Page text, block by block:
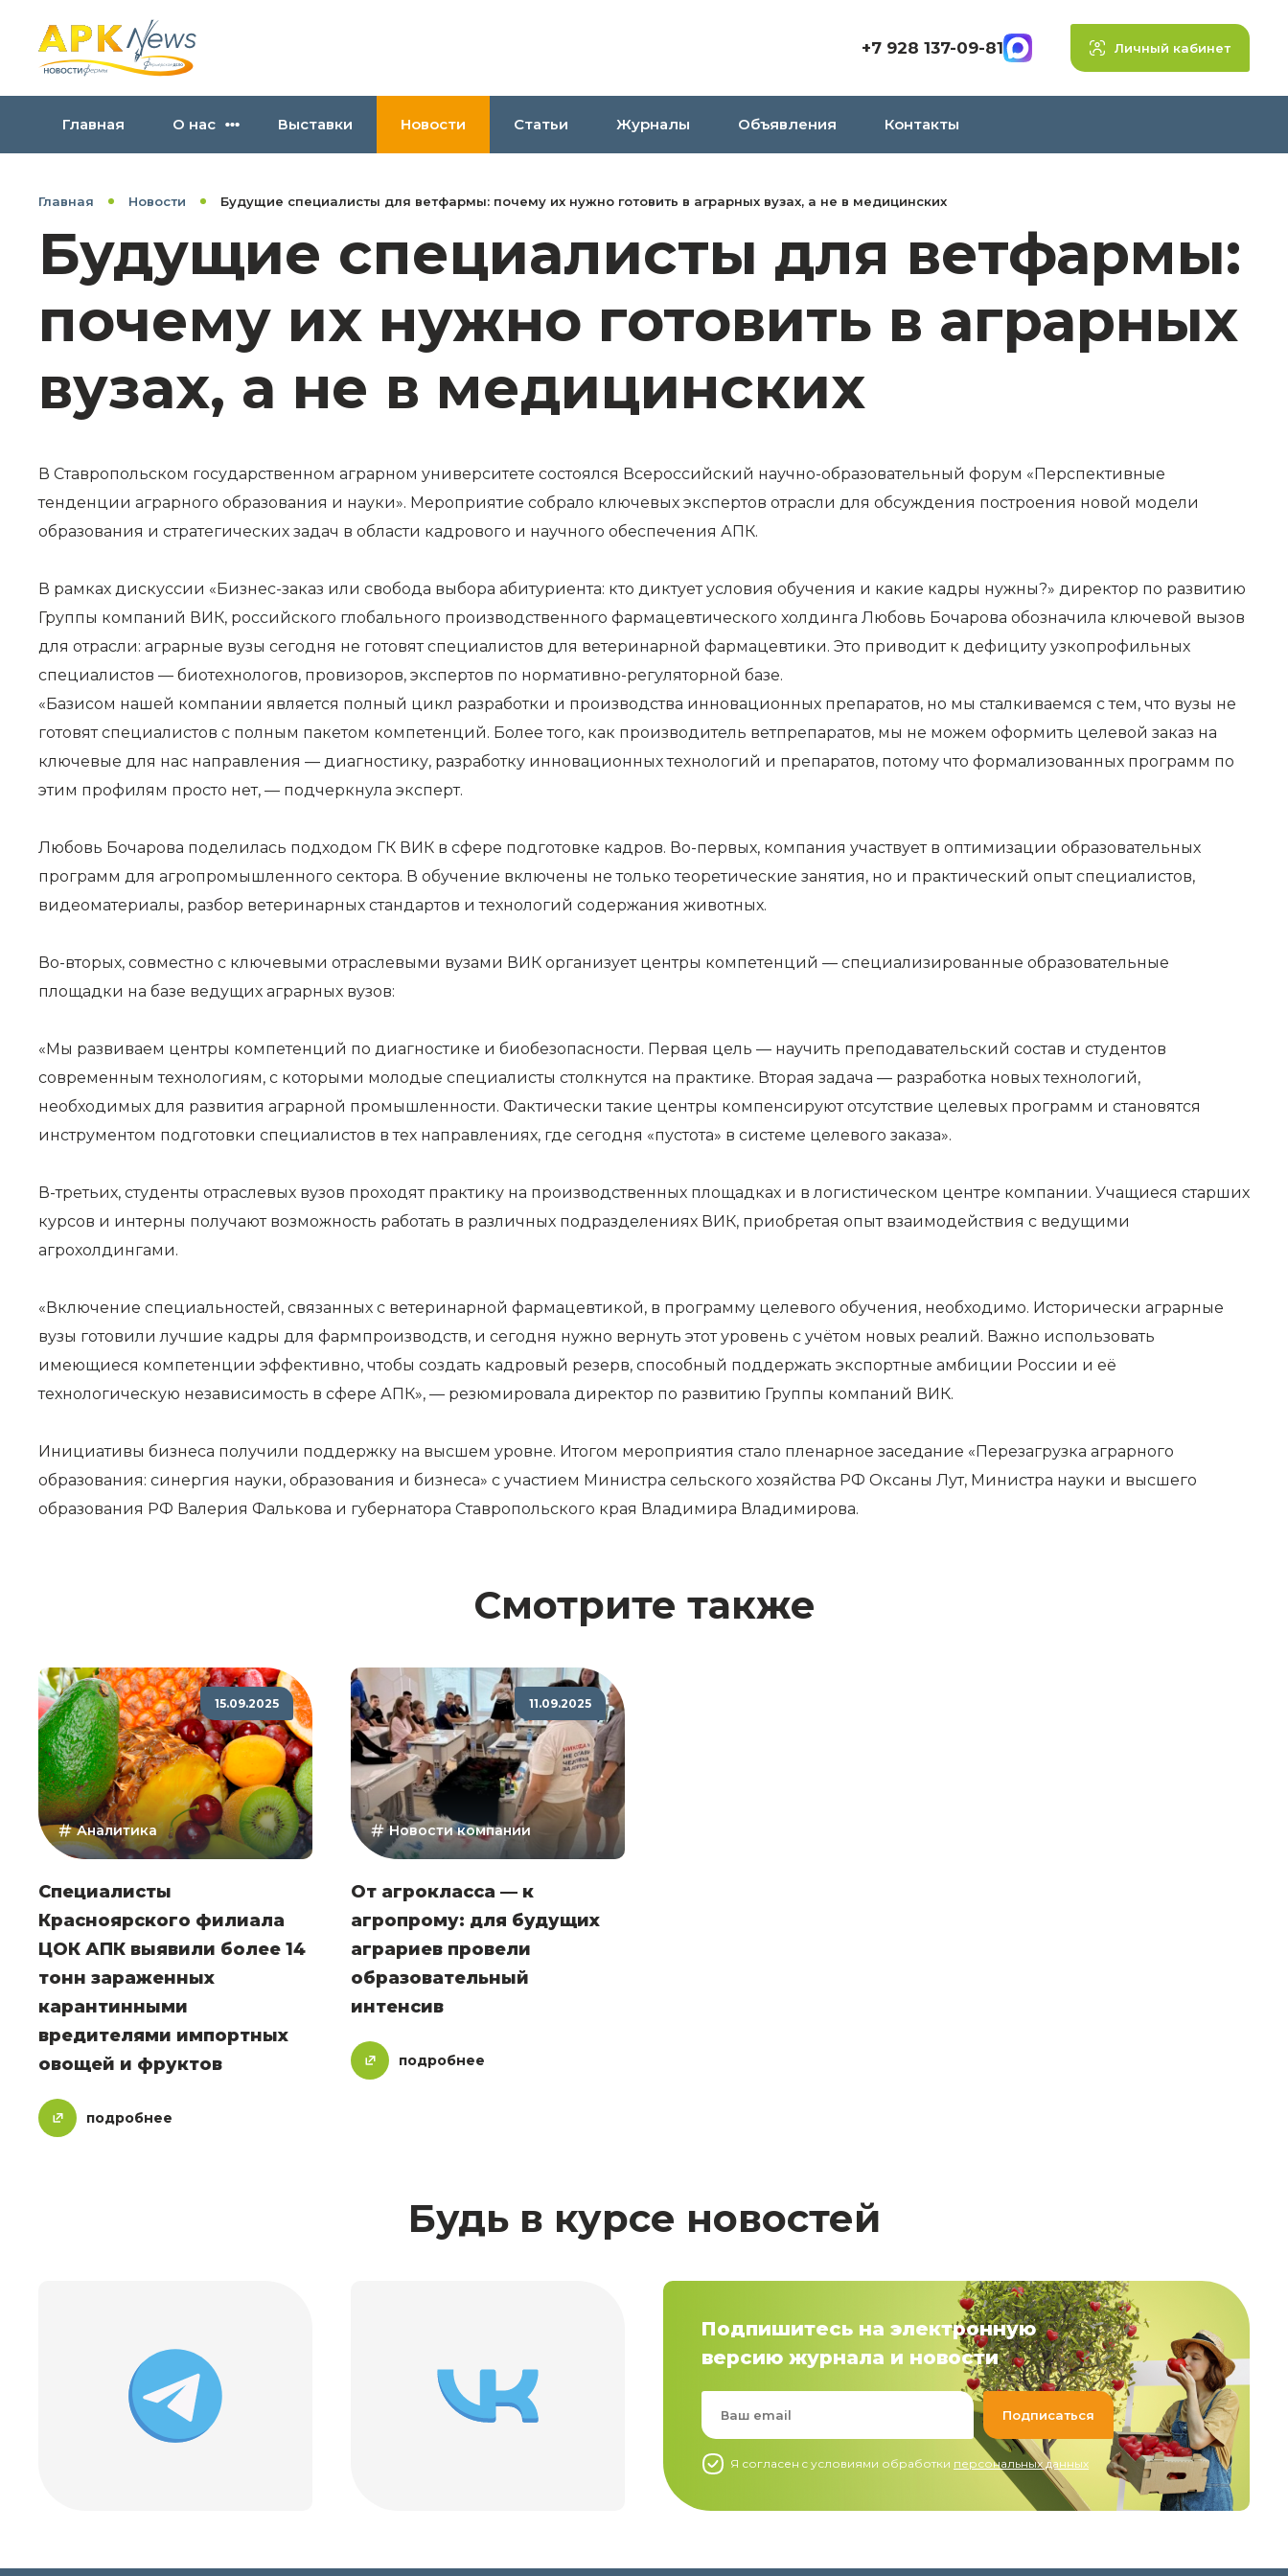
+7 928 137-09-81 Личный кабинет
Главная О нас Выставки Новости Статьи Журналы Объявления Контакты
Главная Новости Будущие специалисты для ветфармы: почему их нужно готовить в аграрных вузах, а не в медицинских
Будущие специалисты для ветфармы:
почему их нужно готовить в аграрных
вузах, а не в медицинских
В Ставропольском государственном аграрном университете состоялся Всероссийский научно-образовательный форум «Перспективные
тенденции аграрного образования и науки». Мероприятие собрало ключевых экспертов отрасли для обсуждения построения новой модели
образования и стратегических задач в области кадрового и научного обеспечения АПК.
В рамках дискуссии «Бизнес-заказ или свобода выбора абитуриента: кто диктует условия обучения и какие кадры нужны?» директор по развитию
Группы компаний ВИК, российского глобального производственного фармацевтического холдинга Любовь Бочарова обозначила ключевой вызов
для отрасли: аграрные вузы сегодня не готовят специалистов для ветеринарной фармацевтики. Это приводит к дефициту узкопрофильных
специалистов — биотехнологов, провизоров, экспертов по нормативно-регуляторной базе.
«Базисом нашей компании является полный цикл разработки и производства инновационных препаратов, но мы сталкиваемся с тем, что вузы не
готовят специалистов с полным пакетом компетенций. Более того, как производитель ветпрепаратов, мы не можем оформить целевой заказ на
ключевые для нас направления — диагностику, разработку инновационных технологий и препаратов, потому что формализованных программ по
этим профилям просто нет, — подчеркнула эксперт.
Любовь Бочарова поделилась подходом ГК ВИК в сфере подготовке кадров. Во-первых, компания участвует в оптимизации образовательных
программ для агропромышленного сектора. В обучение включены не только теоретические занятия, но и практический опыт специалистов,
видеоматериалы, разбор ветеринарных стандартов и технологий содержания животных.
Во-вторых, совместно с ключевыми отраслевыми вузами ВИК организует центры компетенций — специализированные образовательные
площадки на базе ведущих аграрных вузов:
«Мы развиваем центры компетенций по диагностике и биобезопасности. Первая цель — научить преподавательский состав и студентов
современным технологиям, с которыми молодые специалисты столкнутся на практике. Вторая задача — разработка новых технологий,
необходимых для развития аграрной промышленности. Фактически такие центры компенсируют отсутствие целевых программ и становятся
инструментом подготовки специалистов в тех направлениях, где сегодня «пустота» в системе целевого заказа».
В-третьих, студенты отраслевых вузов проходят практику на производственных площадках и в логистическом центре компании. Учащиеся старших
курсов и интерны получают возможность работать в различных подразделениях ВИК, приобретая опыт взаимодействия с ведущими
агрохолдингами.
«Включение специальностей, связанных с ветеринарной фармацевтикой, в программу целевого обучения, необходимо. Исторически аграрные
вузы готовили лучшие кадры для фармпроизводств, и сегодня нужно вернуть этот уровень с учётом новых реалий. Важно использовать
имеющиеся компетенции эффективно, чтобы создать кадровый резерв, способный поддержать экспортные амбиции России и её
технологическую независимость в сфере АПК», — резюмировала директор по развитию Группы компаний ВИК.
Инициативы бизнеса получили поддержку на высшем уровне. Итогом мероприятия стало пленарное заседание «Перезагрузка аграрного
образования: синергия науки, образования и бизнеса» с участием Министра сельского хозяйства РФ Оксаны Лут, Министра науки и высшего
образования РФ Валерия Фалькова и губернатора Ставропольского края Владимира Владимирова.
Смотрите также
15.09.2025
Аналитика
Специалисты
Красноярского филиала
ЦОК АПК выявили более 14
тонн зараженных
карантинными
вредителями импортных
овощей и фруктов
подробнее
11.09.2025
Новости компании
От агрокласса — к
агропрому: для будущих
аграриев провели
образовательный
интенсив
подробнее
Будь в курсе новостей
Подпишитесь на электронную
версию журнала и новости
Я согласен c условиями обработки персональных данных